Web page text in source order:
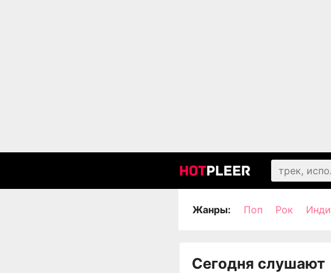
Жанры: Поп Рок Инди
Сегодня слушают